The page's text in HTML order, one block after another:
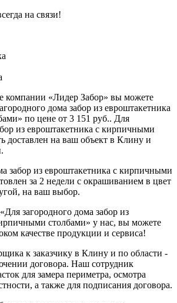
на связи!
компании «Лидер Забор» вы можете
дома забор из евроштакетника
по цене от 3 151 руб.. Для
из евроштакетника с кирпичными
доставлен на ваш объект в Клину и
забор из евроштакетника с кирпичными
за 2 недели с окрашиванием в цвет
на ваш выбор.
загородного дома забор из
столбами» у нас, вы можете
качестве продукции и сервиса!
к заказчику в Клину и по области -
договора. Наш сотрудник
для замера периметра, осмотра
а также для подписания договора.